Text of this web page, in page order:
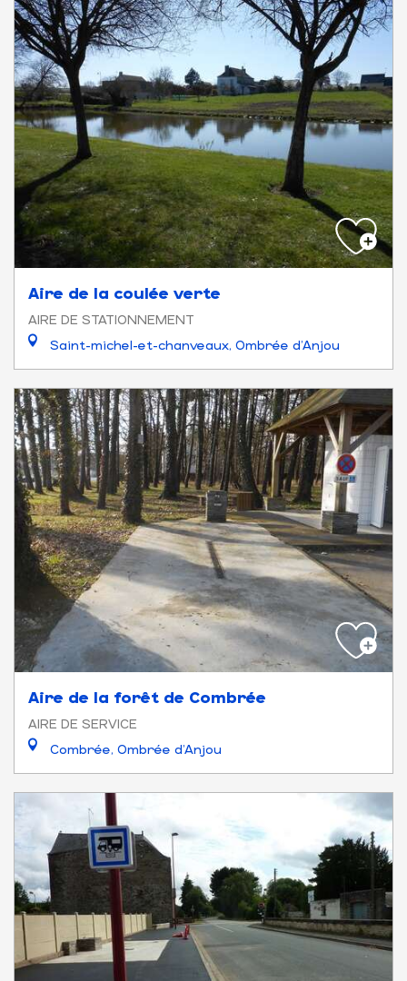
Aire de la coulée verte
AIRE DE STATIONNEMENT
Saint-michel-et-chanveaux, Ombrée d'Anjou
Aire de la forêt de Combrée
AIRE DE SERVICE
Combrée, Ombrée d'Anjou